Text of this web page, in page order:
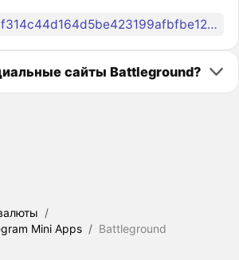
0x63f314c44d164d5be423199afbfbe129d72d3ea6
сайты Battleground?
/
Mini Apps / Battleground